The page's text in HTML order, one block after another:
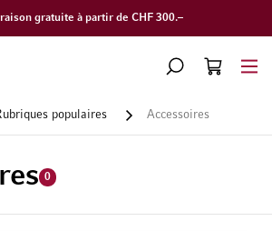
gratuite à partir de CHF 300.–
CHERCHERPANIER
populaires Accessoires
0